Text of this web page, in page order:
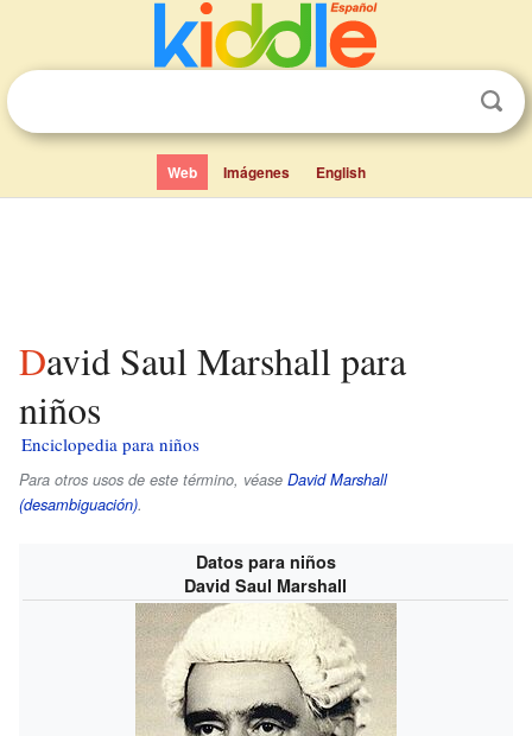
Web Imágenes English
David Saul Marshall para
niños
Enciclopedia para niños
Para otros usos de este término, véase David Marshall
(desambiguación).
Datos para niños
David Saul Marshall